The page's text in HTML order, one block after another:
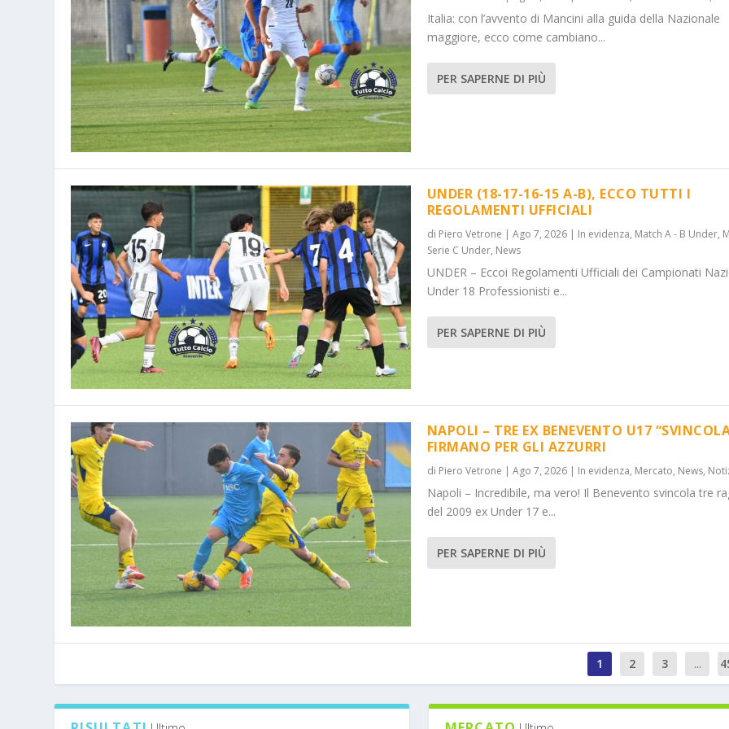
Italia: con l’avvento di Mancini alla guida della Nazionale
maggiore, ecco come cambiano...
PER SAPERNE DI PIÙ
UNDER (18-17-16-15 A-B), ECCO TUTTI I
REGOLAMENTI UFFICIALI
di Piero Vetrone | Ago 7, 2026| In evidenza, Match A - B Under,
Serie C Under, News
UNDER – Eccoi Regolamenti Ufficiali dei Campionati
Under 18 Professionisti e...
PER SAPERNE DI PIÙ
NAPOLI – TRE EX BENEVENTO U17
FIRMANO PER GLI AZZURRI
di Piero Vetrone | Ago 7, 2026| In evidenza, Mercato, News,
Napoli – Incredibile, ma vero! Il Benevento svincola tre
del 2009 ex Under 17 e...
PER SAPERNE DI PIÙ
1 2 3 ...